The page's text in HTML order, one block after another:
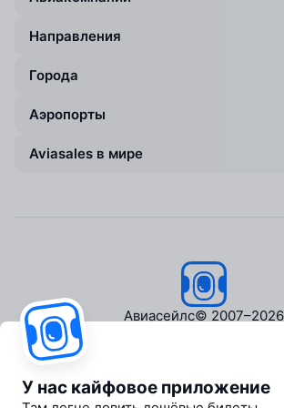
Направления
Города
Аэропорты
Aviasales в мире
Авиасейлс© 2007–2026
Пресс‑центр
Travelpayouts
У нас кайфовое приложение